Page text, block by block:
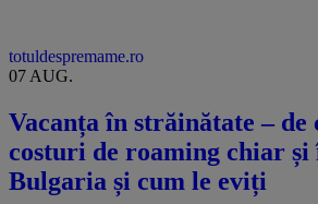
totuldespremame.ro
07 AUG.
Vacanța în străinătate – de
costuri de roaming chiar și
Bulgaria și cum le eviți